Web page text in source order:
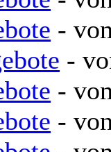
-
-
-
-